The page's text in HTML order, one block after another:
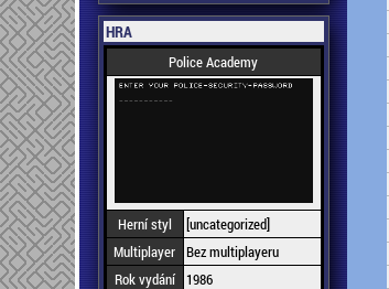
HRA
Police Academy
Herní styl
[uncategorized]
Multiplayer Bez multiplayeru
Rok vydání
1986